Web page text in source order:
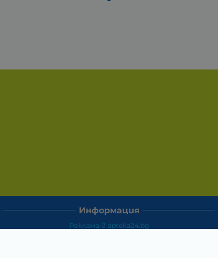
Информация
Реклама в apteka24.bg